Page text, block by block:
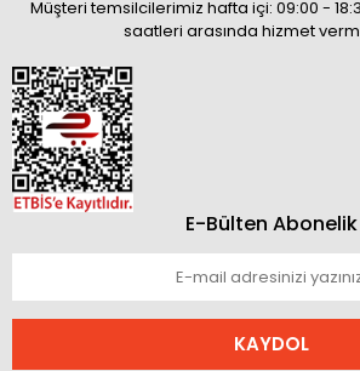
Müşteri temsilcilerimiz hafta içi: 09:00 -
saatleri arasında hizmet
E-Bülten Abonelik
KAYDOL